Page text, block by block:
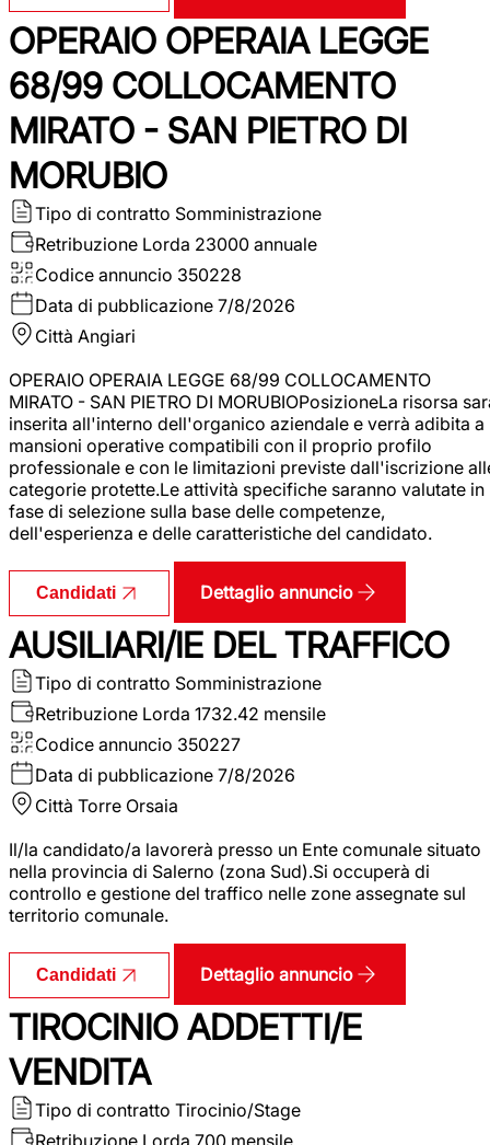
OPERAIO OPERAIA LEGGE
68/99 COLLOCAMENTO
MIRATO - SAN PIETRO DI
MORUBIO
Tipo di contratto Somministrazione
Retribuzione Lorda 23000 annuale
Codice annuncio 350228
Data di pubblicazione 7/8/2026
Città Angiari
OPERAIO OPERAIA LEGGE 68/99 COLLOCAMENTO
MIRATO - SAN PIETRO DI MORUBIOPosizioneLa risorsa
inserita all'interno dell'organico aziendale e verrà adibita a
mansioni operative compatibili con il proprio profilo
professionale e con le limitazioni previste dall'iscrizione
categorie protette.Le attività specifiche saranno valutate in
fase di selezione sulla base delle competenze,
dell'esperienza e delle caratteristiche del candidato.
Candidati Dettaglio annuncio
AUSILIARI/IE DEL TRAFFICO
Tipo di contratto Somministrazione
Retribuzione Lorda 1732.42 mensile
Codice annuncio 350227
Data di pubblicazione 7/8/2026
Città Torre Orsaia
Il/la candidato/a lavorerà presso un Ente comunale situato
nella provincia di Salerno (zona Sud).Si occuperà di
controllo e gestione del traffico nelle zone assegnate sul
territorio comunale.
Candidati Dettaglio annuncio
TIROCINIO ADDETTI/E
VENDITA
Tipo di contratto Tirocinio/Stage
Retribuzione Lorda 700 mensile